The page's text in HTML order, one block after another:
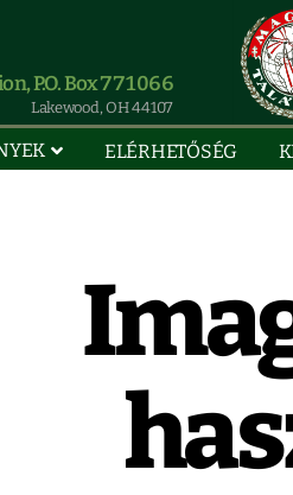
P.O. Box 771066
Lakewood, OH 44107
ELÉRHETŐSÉG